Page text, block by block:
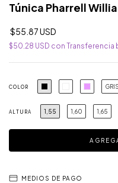
Túnica Pharrell
$55.87 USD
$50.28 USD con Transferencia
COLOR
ALTURA 1,55 1,60 1,65
MEDIOS DE PAGO